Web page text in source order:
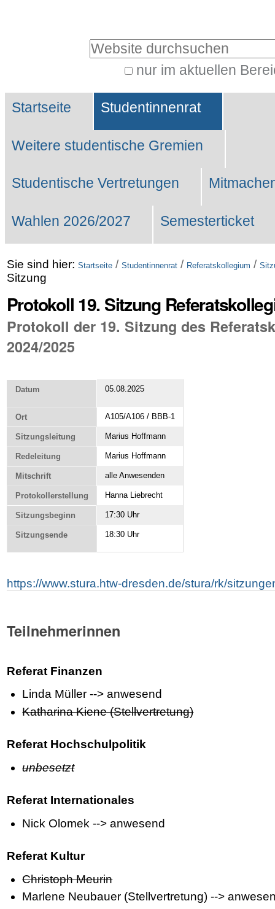
Website durchsuchen
nur im aktuellen
Suche…
Sektionen
Startseite Studentinnenrat
Weitere studentische Gremien
Studentische Vertretungen
Wahlen 2026/2027 Semesterticket
Sie sind hier: Startseite / Studentinnenrat / Referatskollegium /
Sitzung
Protokoll 19. Sitzung
Protokoll der 19. Sitzung des
2024/2025
Datum 05.08.2025
Ort A105/A106 / BBB-1
Sitzungsleitung Marius Hoffmann
Redeleitung Marius Hoffmann
Mitschrift alle Anwesenden
Protokollerstellung Hanna Liebrecht
Sitzungsbeginn 17:30 Uhr
Sitzungsende 18:30 Uhr
https://www.stura.htw-dresden.de/stura/rk/
Teilnehmerinnen
Referat Finanzen
Linda Müller --> anwesend
Katharina Kiene (Stellvertretung)
Referat Hochschulpolitik
unbesetzt
Referat Internationales
Nick Olomek --> anwesend
Referat Kultur
Christoph Meurin
Marlene Neubauer (Stellvertretung) -->